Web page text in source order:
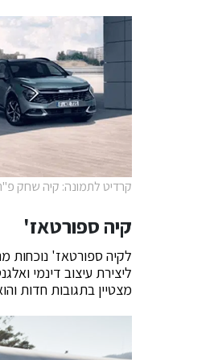
קרדיט לתמונה: קיה שחק
קיה ספורטאז'
לקיה ספורטאז' נוכחות
ליצירת עיצוב דינמי
מצטיין בתגובות חדות